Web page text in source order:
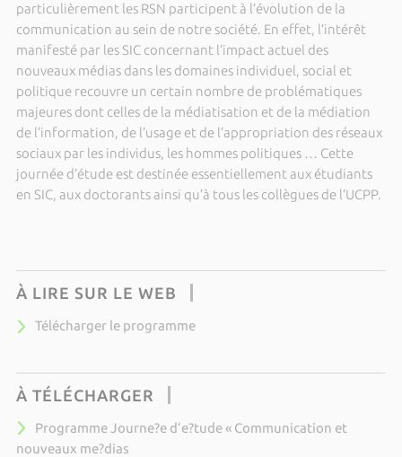
particulièrement les RSN participent à l’évolution de la
communication au sein de notre société. En effet, l’intérêt
manifesté par les SIC concernant l’impact actuel des
nouveaux médias dans les domaines individuel, social et
politique recouvre un certain nombre de problématiques
majeures dont celles de la médiatisation et de la médiation
de l’information, de l’usage et de l’appropriation des réseaux
sociaux par les individus, les hommes politiques … Cette
journée d’étude est destinée essentiellement aux étudiants
en SIC, aux doctorants ainsi qu’à tous les collègues de l’UCPP.
À LIRE SUR LE WEB
Télécharger le programme
À TÉLÉCHARGER
Programme Journe?e d’e?tude « Communication et
nouveaux me?dias